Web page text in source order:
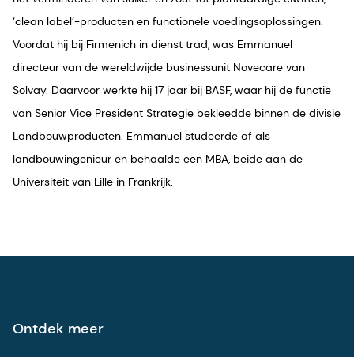
‘clean label’-producten en functionele voedingsoplossingen.
Voordat hij bij Firmenich in dienst trad, was Emmanuel
directeur van de wereldwijde businessunit Novecare van
Solvay. Daarvoor werkte hij 17 jaar bij BASF, waar hij de functie
van Senior Vice President Strategie bekleedde binnen de divisie
Landbouwproducten. Emmanuel studeerde af als
landbouwingenieur en behaalde een MBA, beide aan de
Universiteit van Lille in Frankrijk.
Ontdek meer